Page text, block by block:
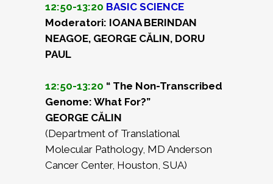
12:50-13:20 BASIC SCIENCE
Moderatori: IOANA BERINDAN
NEAGOE, GEORGE CĂLIN, DORU
PAUL
12:50-13:20 “ The Non-Transcribed
Genome: What For?”
GEORGE CĂLIN
(Department of Translational
Molecular Pathology, MD Anderson
Cancer Center, Houston, SUA)